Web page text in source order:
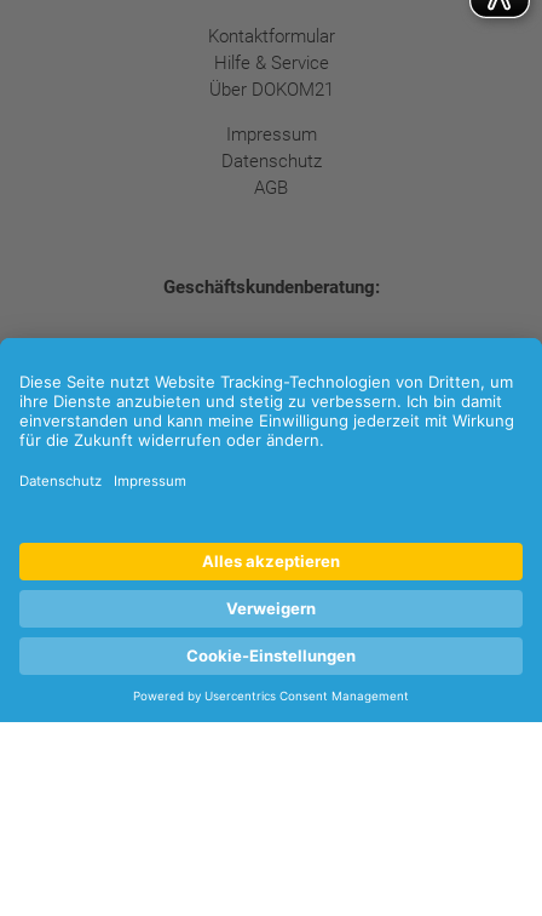
Kontaktformular
Hilfe & Service
Über DOKOM21
Impressum
Datenschutz
AGB
Geschäftskundenberatung:
Folgen Sie uns: